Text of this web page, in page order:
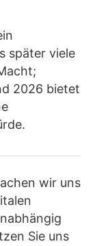
später viele
2026 bietet
wir uns
Sie uns